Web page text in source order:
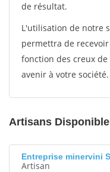
de résultat.
L'utilisation de notre
permettra de
fonction des creux
avenir à votre société.
Artisans
Entreprise minervini
Artisan